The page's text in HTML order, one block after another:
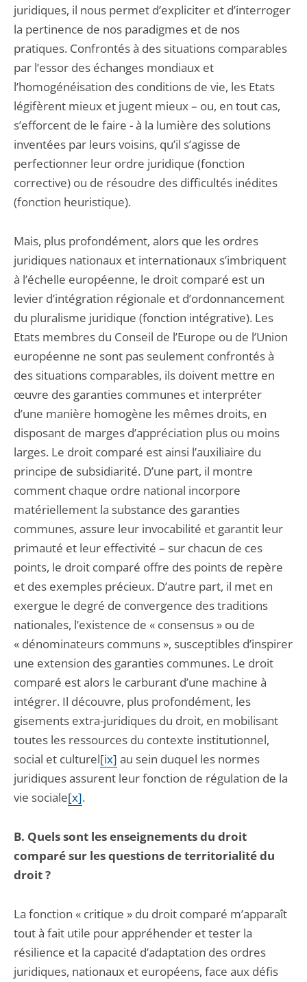
juridiques, il nous permet d’expliciter et d’interroger
la pertinence de nos paradigmes et de nos
pratiques. Confrontés à des situations comparables
par l’essor des échanges mondiaux et
l’homogénéisation des conditions de vie, les Etats
légifèrent mieux et jugent mieux – ou, en tout cas,
s’efforcent de le faire - à la lumière des solutions
inventées par leurs voisins, qu’il s’agisse de
perfectionner leur ordre juridique (fonction
corrective) ou de résoudre des difficultés inédites
(fonction heuristique).
Mais, plus profondément, alors que les ordres
juridiques nationaux et internationaux s’imbriquent
à l’échelle européenne, le droit comparé est un
levier d’intégration régionale et d’ordonnancement
du pluralisme juridique (fonction intégrative). Les
Etats membres du Conseil de l’Europe ou de l’Union
européenne ne sont pas seulement confrontés à
des situations comparables, ils doivent mettre en
œuvre des garanties communes et interpréter
d’une manière homogène les mêmes droits, en
disposant de marges d’appréciation plus ou moins
larges. Le droit comparé est ainsi l’auxiliaire du
principe de subsidiarité. D’une part, il montre
comment chaque ordre national incorpore
matériellement la substance des garanties
communes, assure leur invocabilité et garantit leur
primauté et leur effectivité – sur chacun de ces
points, le droit comparé offre des points de repère
et des exemples précieux. D’autre part, il met en
exergue le degré de convergence des traditions
nationales, l’existence de « consensus » ou de
« dénominateurs communs », susceptibles d’inspirer
une extension des garanties communes. Le droit
comparé est alors le carburant d’une machine à
intégrer. Il découvre, plus profondément, les
gisements extra-juridiques du droit, en mobilisant
toutes les ressources du contexte institutionnel,
social et culturel[ix] au sein duquel les normes
juridiques assurent leur fonction de régulation de la
vie sociale[x].
B. Quels sont les enseignements du droit
comparé sur les questions de territorialité du
droit ?
La fonction « critique » du droit comparé m’apparaît
tout à fait utile pour appréhender et tester la
résilience et la capacité d’adaptation des ordres
juridiques, nationaux et européens, face aux défis